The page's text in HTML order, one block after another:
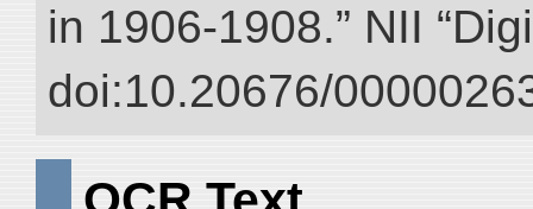
in 1906-1908.” NII
doi:10.20676/